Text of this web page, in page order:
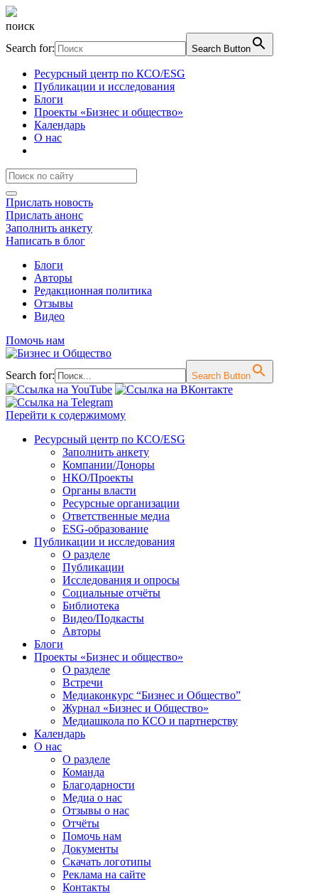
поиск
Search for:
Search Button
Ресурсный центр по КСО/ESG
Публикации и исследования
Блоги
Проекты «Бизнес и общество»
Календарь
О нас
Прислать новость
Прислать анонс
Заполнить анкету
Написать в блог
Блоги
Авторы
Редакционная политика
Отзывы
Видео
Помочь нам
Search for: Search Button
Перейти к содержимому
Ресурсный центр по КСО/ESG
Заполнить анкету
Компании/Доноры
НКО/Проекты
Органы власти
Ресурсные организации
Ответственные медиа
ESG-образование
Публикации и исследования
О разделе
Публикации
Исследования и опросы
Социальные отчёты
Библиотека
Видео/Подкасты
Авторы
Блоги
Проекты «Бизнес и общество»
О разделе
Встречи
Медиаконкурс “Бизнес и Общество”
Журнал «Бизнес и Общество»
Медиашкола по КСО и партнерству
Календарь
О нас
О разделе
Команда
Благодарности
Медиа о нас
Отзывы о нас
Отчёты
Помочь нам
Документы
Скачать логотипы
Реклама на сайте
Контакты